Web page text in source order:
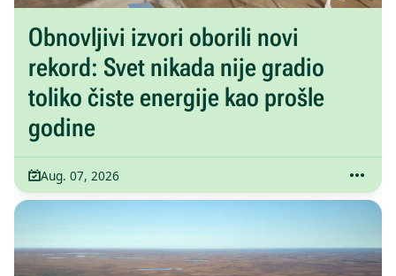
Obnovljivi izvori oborili novi
rekord: Svet nikada nije gradio
toliko čiste energije kao prošle
godine
Aug. 07, 2026